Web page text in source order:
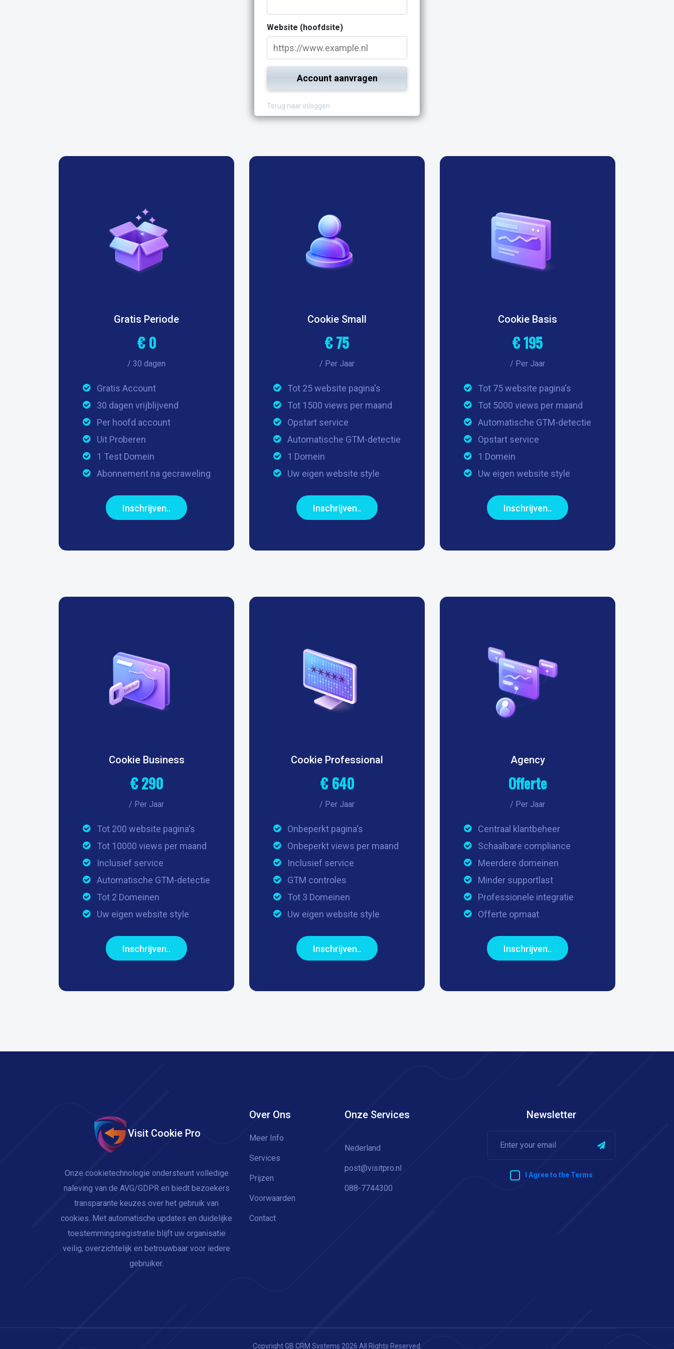
Website (hoofdsite)
Account aanvragen
Terug naar inloggen
Gratis Periode
€ 0
/ 30 dagen
Gratis Account
30 dagen vrijblijvend
Per hoofd account
Uit Proberen
1 Test Domein
Abonnement na gecraweling
Inschrijven..
Cookie Small
€ 75
/ Per Jaar
Tot 25 website pagina's
Tot 1500 views per maand
Opstart service
Automatische GTM-detectie
1 Domein
Uw eigen website style
Inschrijven..
Cookie Basis
€ 195
/ Per Jaar
Tot 75 website pagina's
Tot 5000 views per maand
Automatische GTM-detectie
Opstart service
1 Domein
Uw eigen website style
Inschrijven..
Cookie Business
€ 290
/ Per Jaar
Tot 200 website pagina's
Tot 10000 views per maand
Inclusief service
Automatische GTM-detectie
Tot 2 Domeinen
Uw eigen website style
Inschrijven..
Cookie Professional
€ 640
/ Per Jaar
Onbeperkt pagina's
Onbeperkt views per maand
Inclusief service
GTM controles
Tot 3 Domeinen
Uw eigen website style
Inschrijven..
Agency
Offerte
/ Per Jaar
Centraal klantbeheer
Schaalbare compliance
Meerdere domeinen
Minder supportlast
Professionele integratie
Offerte opmaat
Inschrijven..
Visit Cookie Pro
Onze cookietechnologie ondersteunt volledige
naleving van de AVG/GDPR en biedt bezoekers
transparante keuzes over het gebruik van
cookies. Met automatische updates en duidelijke
toestemmingsregistratie blijft uw organisatie
veilig, overzichtelijk en betrouwbaar voor iedere
gebruiker.
Over Ons
Meer Info
Services
Prijzen
Voorwaarden
Contact
Onze Services
Nederland
post@visitpro.nl
088-7744300
Newsletter
I Agree to the Terms
Copyright GB CRM Systems 2026 All Rights Reserved.